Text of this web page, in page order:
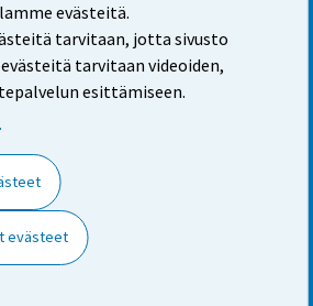
evästeitä.
tarvitaan, jotta sivusto
tarvitaan videoiden,
esittämiseen.
evästeet